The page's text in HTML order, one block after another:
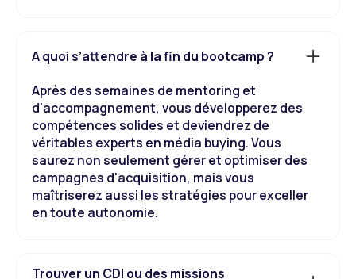
A quoi s’attendre à la fin du bootcamp ?
Après des semaines de mentoring et
d'accompagnement, vous développerez des
compétences solides et deviendrez de
véritables experts en média buying. Vous
saurez non seulement gérer et optimiser des
campagnes d'acquisition, mais vous
maîtriserez aussi les stratégies pour exceller
en toute autonomie.
Trouver un CDI ou des missions